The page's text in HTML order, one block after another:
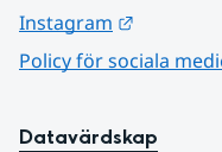
Instagram
Policy för sociala
Datavärdskap